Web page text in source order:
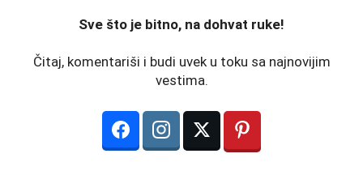
️Sve što je bitno, na dohvat ruke!
Čitaj, komentariši i budi uvek u toku sa najnovijim
vestima.